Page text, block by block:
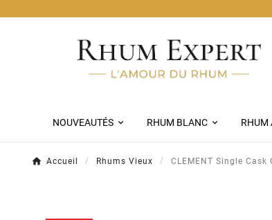
Livraison
NOUVEAUTÉS RHUM BLANC RHUM
Accueil Rhums Vieux CLEMENT Single